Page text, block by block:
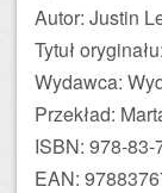
Autor: Justin
Tytuł
Wydawca:
Przekład:
ISBN: 978-
EAN: